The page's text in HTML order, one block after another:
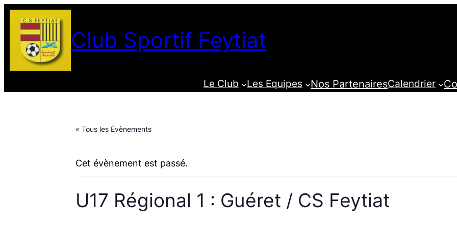
Club Sportif Feytiat
Le Club Les Equipes Nos PartenairesCalendrier
« Tous les Évènements
Cet évènement est passé.
U17 Régional 1 : Guéret / CS Feytiat